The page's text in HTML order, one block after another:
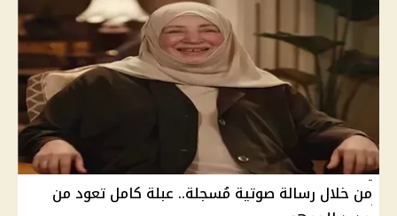
من خلال رسالة صوتية مُسجلة.. عبلة كامل تعود من